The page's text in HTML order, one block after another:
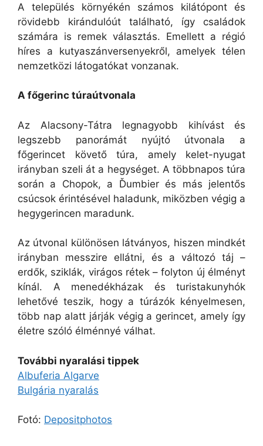
A település környékén számos kilátópont és
rövidebb kirándulóút található, így családok
számára is remek választás. Emellett a régió
híres a kutyaszánversenyekről, amelyek télen
nemzetközi látogatókat vonzanak.
A főgerinc túraútvonala
Az Alacsony-Tátra legnagyobb kihívást és
legszebb panorámát nyújtó útvonala a
főgerincet követő túra, amely kelet-nyugat
irányban szeli át a hegységet. A többnapos túra
során a Chopok, a Ďumbier és más jelentős
csúcsok érintésével haladunk, miközben végig a
hegygerincen maradunk.
Az útvonal különösen látványos, hiszen mindkét
irányban messzire ellátni, és a változó táj –
erdők, sziklák, virágos rétek – folyton új élményt
kínál. A menedékházak és turistakunyhók
lehetővé teszik, hogy a túrázók kényelmesen,
több nap alatt járják végig a gerincet, amely így
életre szóló élménnyé válhat.
További nyaralási tippek
Albuferia Algarve
Bulgária nyaralás
Fotó: Depositphotos